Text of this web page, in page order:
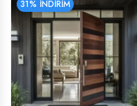
31% İNDİRİM